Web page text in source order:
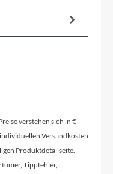
verstehen sich in €
Versandkosten
Produktdetailseite.
Tippfehler,